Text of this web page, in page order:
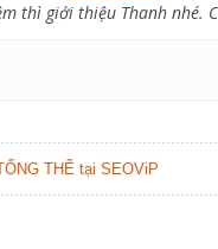
thì giới thiệu Thanh nhé.
THỂ tại SEOViP